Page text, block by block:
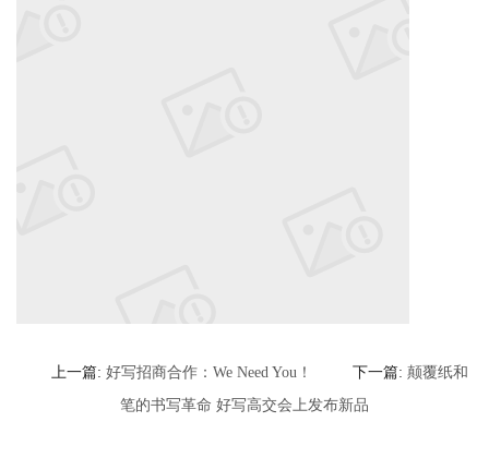
上一篇: 好写招商合作：We Need You！ 下一篇: 颠覆纸和
笔的书写革命 好写高交会上发布新品